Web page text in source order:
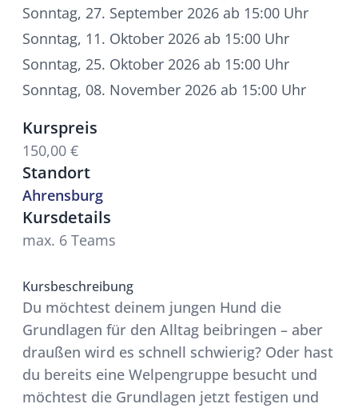
Sonntag, 27. September 2026 ab 15:00 Uhr
Sonntag, 11. Oktober 2026 ab 15:00 Uhr
Sonntag, 25. Oktober 2026 ab 15:00 Uhr
Sonntag, 08. November 2026 ab 15:00 Uhr
Kurspreis
150,00 €
Standort
Ahrensburg
Kursdetails
max. 6 Teams
Kursbeschreibung
Du möchtest deinem jungen Hund die
Grundlagen für den Alltag beibringen – aber
draußen wird es schnell schwierig? Oder hast
du bereits eine Welpengruppe besucht und
möchtest die Grundlagen jetzt festigen und